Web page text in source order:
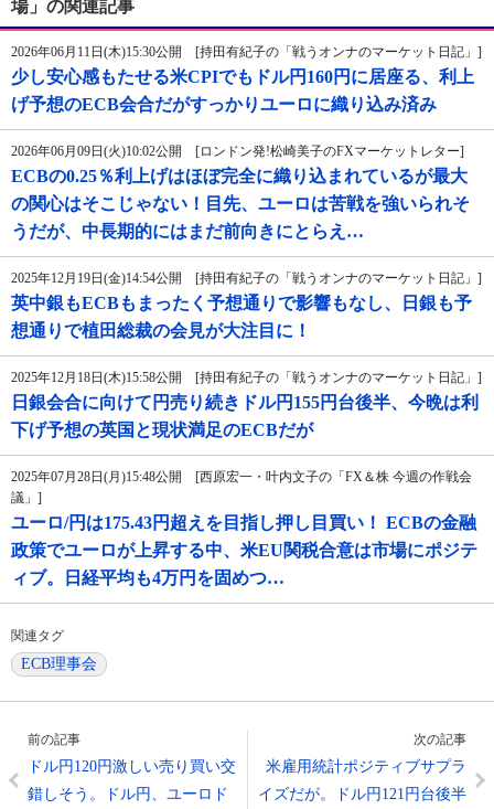
場」の関連記事
2026年06月11日(木)15:30公開 [持田有紀子の「戦うオンナのマーケット日記」]
少し安心感もたせる米CPIでもドル円160円に居座る、利上
げ予想のECB会合だがすっかりユーロに織り込み済み
2026年06月09日(火)10:02公開 [ロンドン発!松崎美子のFXマーケットレター]
ECBの0.25％利上げはほぼ完全に織り込まれているが最大
の関心はそこじゃない！目先、ユーロは苦戦を強いられそ
うだが、中長期的にはまだ前向きにとらえ…
2025年12月19日(金)14:54公開 [持田有紀子の「戦うオンナのマーケット日記」]
英中銀もECBもまったく予想通りで影響もなし、日銀も予
想通りで植田総裁の会見が大注目に！
2025年12月18日(木)15:58公開 [持田有紀子の「戦うオンナのマーケット日記」]
日銀会合に向けて円売り続きドル円155円台後半、今晩は利
下げ予想の英国と現状満足のECBだが
2025年07月28日(月)15:48公開 [西原宏一・叶内文子の「FX＆株 今週の作戦会
議」]
ユーロ/円は175.43円超えを目指し押し目買い！ ECBの金融
政策でユーロが上昇する中、米EU関税合意は市場にポジテ
ィブ。日経平均も4万円を固めつ…
関連タグ
ECB理事会
前の記事
ドル円120円激しい売り買い交
錯しそう。ドル円、ユーロド
次の記事
米雇用統計ポジティブサプラ
イズだが。ドル円121円台後半